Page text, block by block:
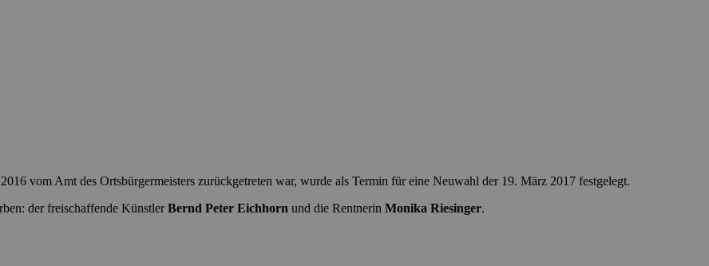
vom Amt des Ortsbürgermeisters zurückgetreten war, wurde als Termin für eine Neuwahl der 19. März 2017 festgelegt.
der freischaffende KünstlerBernd Peter Eichhorn und die Rentnerin Monika Riesinger.